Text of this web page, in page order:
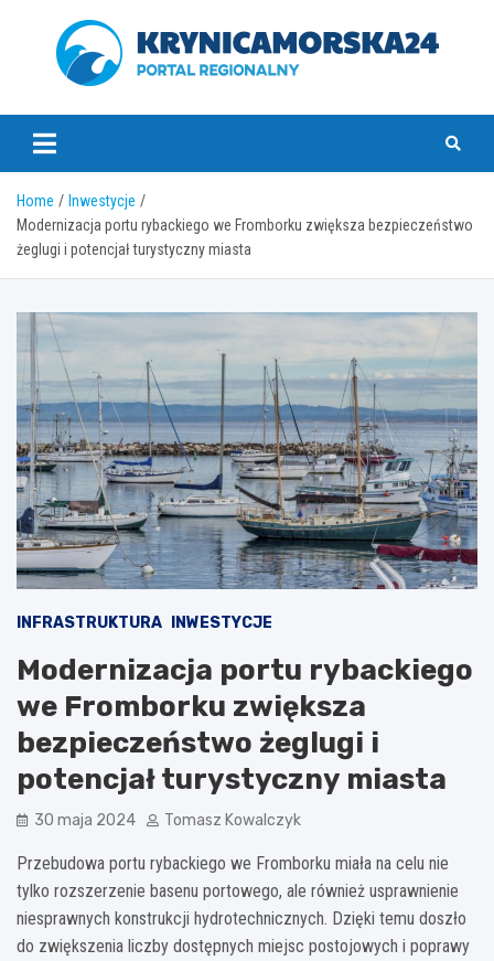
krynicamorska24.pl
Home
Inwestycje
Modernizacja portu rybackiego we Fromborku zwiększa bezpieczeństwo
żeglugi i potencjał turystyczny miasta
INFRASTRUKTURA INWESTYCJE
Modernizacja portu rybackiego
we Fromborku zwiększa
bezpieczeństwo żeglugi i
potencjał turystyczny miasta
30 maja 2024 Tomasz Kowalczyk
Przebudowa portu rybackiego we Fromborku miała na celu nie
tylko rozszerzenie basenu portowego, ale również usprawnienie
niesprawnych konstrukcji hydrotechnicznych. Dzięki temu doszło
do zwiększenia liczby dostępnych miejsc postojowych i poprawy